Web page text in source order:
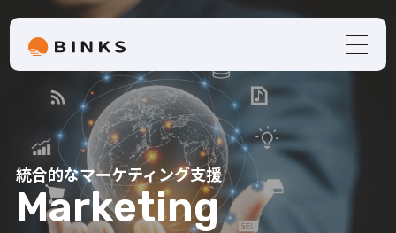
統合的なマーケティング支援
Marketing